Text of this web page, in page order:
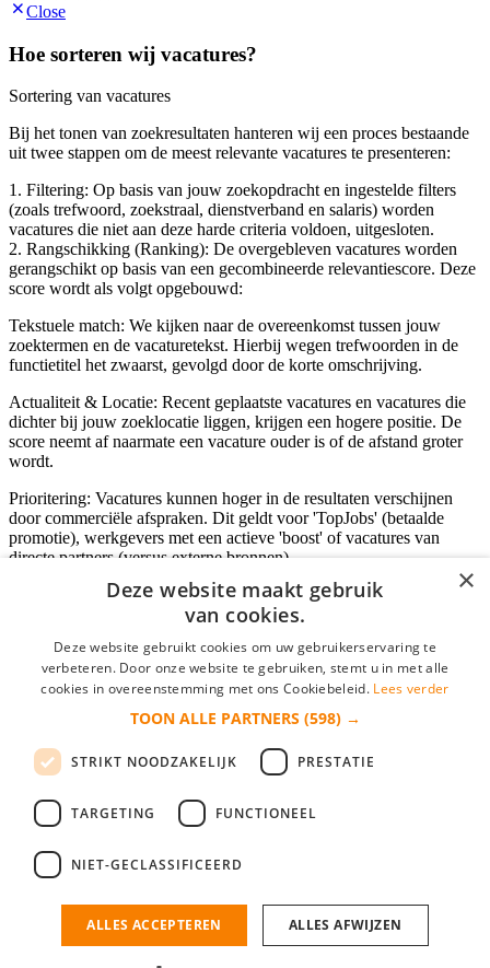
Close
Hoe sorteren wij vacatures?
Sortering van vacatures
Bij het tonen van zoekresultaten hanteren wij een proces bestaande
uit twee stappen om de meest relevante vacatures te presenteren:
1. Filtering: Op basis van jouw zoekopdracht en ingestelde filters
(zoals trefwoord, zoekstraal, dienstverband en salaris) worden
vacatures die niet aan deze harde criteria voldoen, uitgesloten.
2. Rangschikking (Ranking): De overgebleven vacatures worden
gerangschikt op basis van een gecombineerde relevantiescore. Deze
score wordt als volgt opgebouwd:
Tekstuele match: We kijken naar de overeenkomst tussen jouw
zoektermen en de vacaturetekst. Hierbij wegen trefwoorden in de
functietitel het zwaarst, gevolgd door de korte omschrijving.
Actualiteit & Locatie: Recent geplaatste vacatures en vacatures die
dichter bij jouw zoeklocatie liggen, krijgen een hogere positie. De
score neemt af naarmate een vacature ouder is of de afstand groter
wordt.
Prioritering: Vacatures kunnen hoger in de resultaten verschijnen
door commerciële afspraken. Dit geldt voor 'TopJobs' (betaalde
promotie), werkgevers met een actieve 'boost' of vacatures van
directe partners (versus externe bronnen).
Inloggen als bedrijf
*
login gegevens onthouden
login
Bedrijf aanmelden
nieuwe collega/werknemer zo gevonden!
×
Deze website maakt gebruik
van cookies.
Deze website gebruikt cookies om uw gebruikerservaring te
verbeteren. Door onze website te gebruiken, stemt u in met alle
cookies in overeenstemming met ons Cookiebeleid. Lees verder
TOON ALLE PARTNERS (598) →
STRIKT NOODZAKELIJK PRESTATIE
TARGETING FUNCTIONEEL
NIET-GECLASSIFICEERD
ALLES ACCEPTEREN ALLES AFWIJZEN